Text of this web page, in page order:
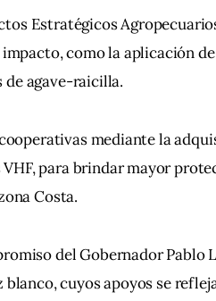
Estratégicos
como la aplicación de
agave-raicilla.
mediante la
para brindar mayor
Costa.
del Gobernador Pablo
cuyos apoyos se